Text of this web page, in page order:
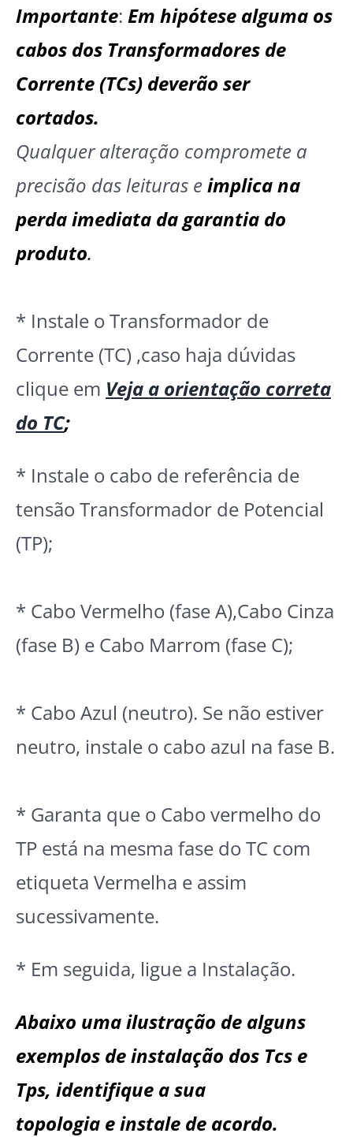
Importante: Em hipótese alguma os
cabos dos Transformadores de
Corrente (TCs) deverão ser
cortados.
Qualquer alteração compromete a
precisão das leituras eimplica na
perda imediata da garantia do
produto.
* Instale o Transformador de
Corrente (TC) ,caso haja dúvidas
clique em Veja a orientação correta
do TC;
* Instale o cabo de referência de
tensão Transformador de Potencial
(TP);
* Cabo Vermelho (fase A),Cabo Cinza
(fase B) e Cabo Marrom (fase C);
* Cabo Azul (neutro). Se não estiver
neutro, instale o cabo azul na fase B.
* Garanta que o Cabo vermelho do
TP está na mesma fase do TC com
etiqueta Vermelha e assim
sucessivamente.
* Em seguida, ligue a Instalação.
Abaixo uma ilustração de alguns
exemplos de instalação dos Tcs e
Tps, identifique a sua
topologia e instale de acordo.